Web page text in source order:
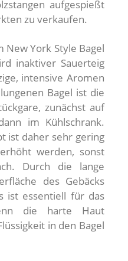
aufgespießt
zu verkaufen.
New York Style Bagel
inaktiver Sauerteig
intensive Aromen
Bagel ist die
zunächst auf
im Kühlschrank.
ist daher sehr gering
werden, sonst
Durch die lange
des Gebäcks
ist essentiell für das
die harte Haut
in den Bagel